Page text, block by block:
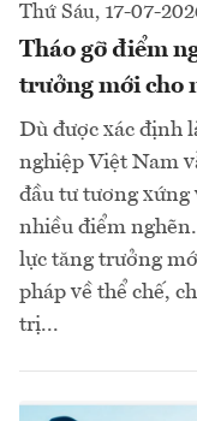
Thứ Sáu, 17-07-
Tháo gỡ điểm
trưởng mới cho
Dù được xác định
nghiệp Việt Nam
đầu tư tương
nhiều điểm
lực tăng trưởng
pháp về thể chế,
trị...